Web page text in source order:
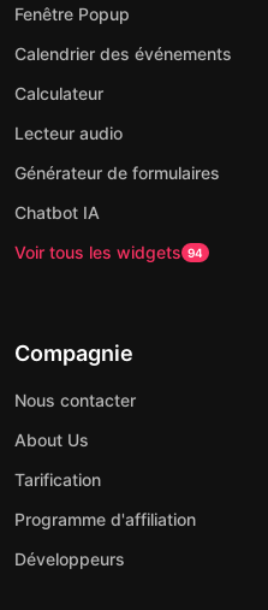
Fenêtre Popup
Calendrier des événements
Calculateur
Lecteur audio
Générateur de formulaires
Chatbot IA
Voir tous les widgets 94
Compagnie
Nous contacter
About Us
Tarification
Programme d'affiliation
Développeurs